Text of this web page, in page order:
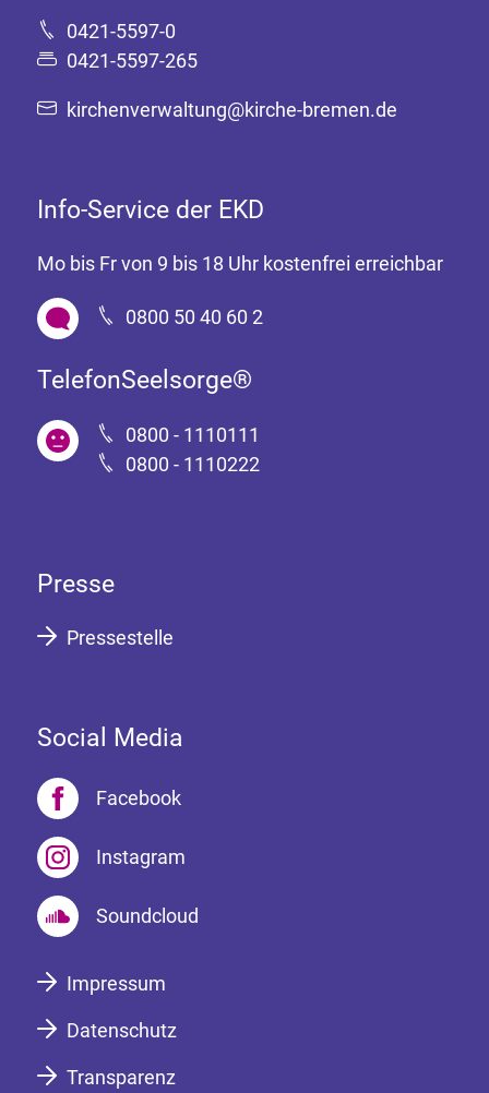
0421-5597-0
0421-5597-265
kirchenverwaltung@kirche-bremen.de
Info-Service der EKD
Mo bis Fr von 9 bis 18 Uhr kostenfrei erreichbar
0800 50 40 60 2
TelefonSeelsorge®
0800 - 1110111
0800 - 1110222
Presse
Pressestelle
Social Media
Facebook
Instagram
Soundcloud
Impressum
Datenschutz
Transparenz